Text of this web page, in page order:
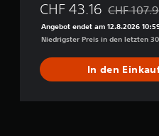
CHF 43.16 CHF
Angebot endet am 12.8.2026
Niedrigster Preis in den letzten 30
In den